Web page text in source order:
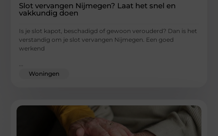
Slot vervangen Nijmegen? Laat het snel en
vakkundig doen
Is je slot kapot, beschadigd of gewoon verouderd? Dan is het
verstandig om je slot vervangen Nijmegen. Een goed
werkend
...
Woningen